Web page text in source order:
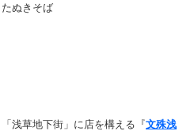
ぬきそば
浅草地下街」に店を構える『文殊浅